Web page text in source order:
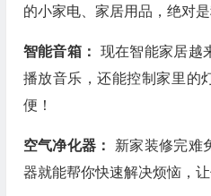
的小家电、家居用品，绝对是
智能音箱： 现在智能家居越
播放音乐，还能控制家里的
便！
空气净化器： 新家装修完难
器就能帮你快速解决烦恼，